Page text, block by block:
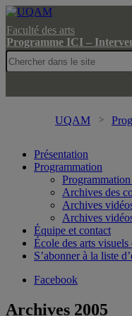
Faculté des arts
Programme ICI –
UQAM
Présentation
Programmation
Archives des
Archives
Archives
Équipe et contact
École des arts visuels
S’abonner à la liste
Facebook
Archives 2005